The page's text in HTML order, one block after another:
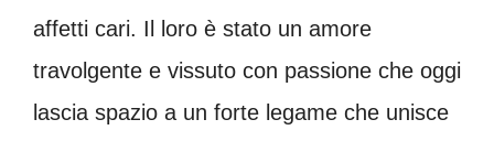
affetti cari. Il loro è stato un amore
travolgente e vissuto con passione che oggi
lascia spazio a un forte legame che unisce